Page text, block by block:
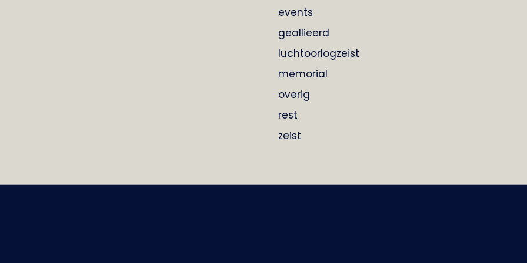
events
geallieerd
luchtoorlogzeist
memorial
overig
rest
zeist